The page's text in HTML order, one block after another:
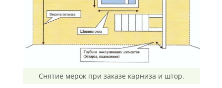
Снятие мерок при заказе карниза и штор.